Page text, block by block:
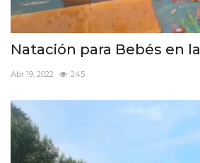
Natación para Bebés en
Abr 19, 2022 245